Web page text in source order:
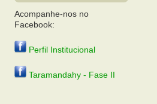
Acompanhe-nos no
Facebook:
Perfil Institucional
Taramandahy - Fase II